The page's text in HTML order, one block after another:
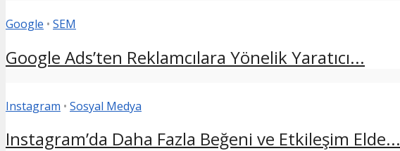
Google • SEM
Google Ads’ten Reklamcılara Yönelik Yaratıcı...
Instagram • Sosyal Medya
Instagram’da Daha Fazla Beğeni ve Etkileşim Elde...